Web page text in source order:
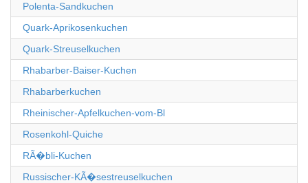
Polenta-Sandkuchen
Quark-Aprikosenkuchen
Quark-Streuselkuchen
Rhabarber-Baiser-Kuchen
Rhabarberkuchen
Rheinischer-Apfelkuchen-vom-Bl
Rosenkohl-Quiche
RÃ�bli-Kuchen
Russischer-KÃ�sestreuselkuchen